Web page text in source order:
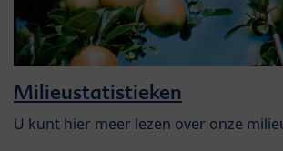
Milieustatistieken
U kunt hier meer lezen over onze